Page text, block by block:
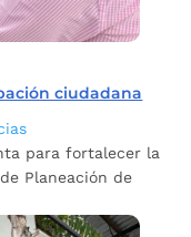
ciudadana
para fortalecer la
Planeación de